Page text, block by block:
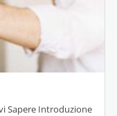
Sapere Introduzione